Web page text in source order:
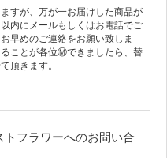
すが、万が一お届けした商品が
内にメールもしくはお電話でご
早めのご連絡をお願い致しま
ことが各位Ⓜできましたら、替
頂きます。
フラワーへのお問い合